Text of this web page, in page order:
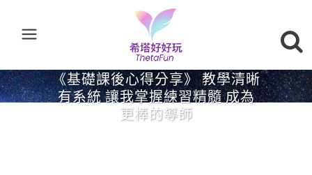
《基礎課後心得分享》 教學清晰
有系統 讓我掌握練習精髓 成為
更棒的導師